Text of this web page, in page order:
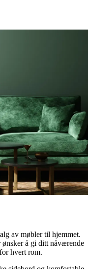
av møbler til hjemmet.
å gi ditt nåværende
hvert rom.